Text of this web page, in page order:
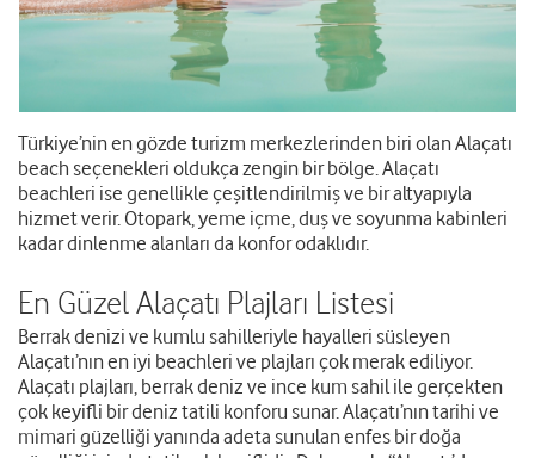
Türkiye’nin en gözde turizm merkezlerinden biri olan Alaçatı
beach seçenekleri oldukça zengin bir bölge. Alaçatı
beachleri ise genellikle çeşitlendirilmiş ve bir altyapıyla
hizmet verir. Otopark, yeme içme, duş ve soyunma kabinleri
kadar dinlenme alanları da konfor odaklıdır.
En Güzel Alaçatı Plajları Listesi
Berrak denizi ve kumlu sahilleriyle hayalleri süsleyen
Alaçatı’nın en iyi beachleri ve plajları çok merak ediliyor.
Alaçatı plajları, berrak deniz ve ince kum sahil ile gerçekten
çok keyifli bir deniz tatili konforu sunar. Alaçatı’nın tarihi ve
mimari güzelliği yanında adeta sunulan enfes bir doğa